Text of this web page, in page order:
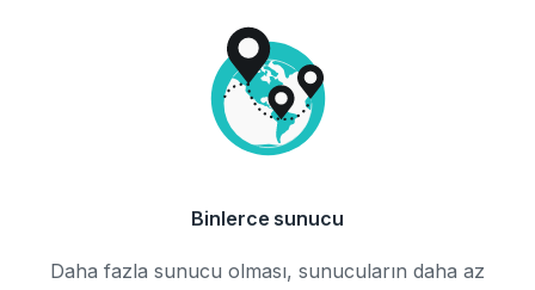
Binlerce sunucu
Daha fazla sunucu olması, sunucuların daha az